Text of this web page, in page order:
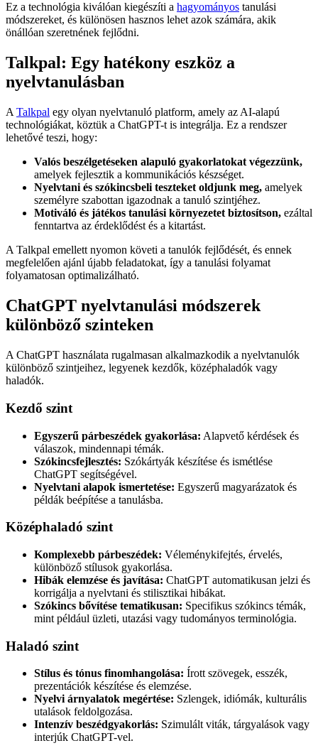
Ez a technológia kiválóan kiegészíti a hagyományos tanulási
módszereket, és különösen hasznos lehet azok számára, akik
önállóan szeretnének fejlődni.
Talkpal: Egy hatékony eszköz a
nyelvtanulásban
A Talkpal egy olyan nyelvtanuló platform, amely az AI-alapú
technológiákat, köztük a ChatGPT-t is integrálja. Ez a rendszer
lehetővé teszi, hogy:
Valós beszélgetéseken alapuló gyakorlatokat végezzünk,
amelyek fejlesztik a kommunikációs készséget.
Nyelvtani és szókincsbeli teszteket oldjunk meg, amelyek
személyre szabottan igazodnak a tanuló szintjéhez.
Motiváló és játékos tanulási környezetet biztosítson, ezáltal
fenntartva az érdeklődést és a kitartást.
A Talkpal emellett nyomon követi a tanulók fejlődését, és ennek
megfelelően ajánl újabb feladatokat, így a tanulási folyamat
folyamatosan optimalizálható.
ChatGPT nyelvtanulási módszerek
különböző szinteken
A ChatGPT használata rugalmasan alkalmazkodik a nyelvtanulók
különböző szintjeihez, legyenek kezdők, középhaladók vagy
haladók.
Kezdő szint
Egyszerű párbeszédek gyakorlása: Alapvető kérdések és
válaszok, mindennapi témák.
Szókincsfejlesztés: Szókártyák készítése és ismétlése
ChatGPT segítségével.
Nyelvtani alapok ismertetése: Egyszerű magyarázatok és
példák beépítése a tanulásba.
Középhaladó szint
Komplexebb párbeszédek: Véleménykifejtés, érvelés,
különböző stílusok gyakorlása.
Hibák elemzése és javítása: ChatGPT automatikusan jelzi és
korrigálja a nyelvtani és stilisztikai hibákat.
Szókincs bővítése tematikusan: Specifikus szókincs témák,
mint például üzleti, utazási vagy tudományos terminológia.
Haladó szint
Stílus és tónus finomhangolása: Írott szövegek, esszék,
prezentációk készítése és elemzése.
Nyelvi árnyalatok megértése: Szlengek, idiómák, kulturális
utalások feldolgozása.
Intenzív beszédgyakorlás: Szimulált viták, tárgyalások vagy
interjúk ChatGPT-vel.